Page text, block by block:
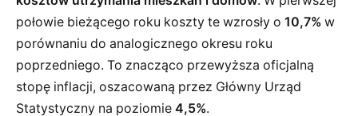
połowie bieżącego roku koszty te wzrosły o 10,7% w
porównaniu do analogicznego okresu roku
poprzedniego. To znacząco przewyższa oficjalną
stopę inflacji, oszacowaną przez Główny Urząd
Statystyczny na poziomie 4,5%.